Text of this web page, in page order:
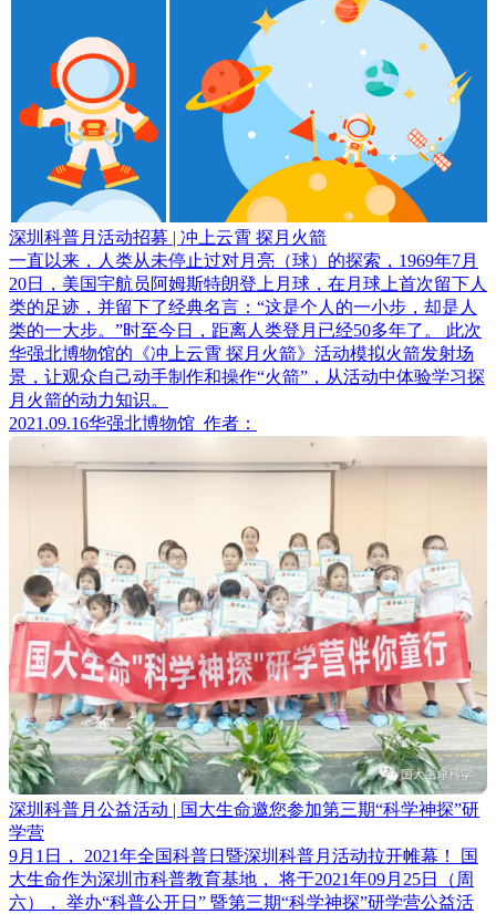
深圳科普月活动招募 | 冲上云霄 探月火箭
一直以来，人类从未停止过对月亮（球）的探索，1969年7月
20日，美国宇航员阿姆斯特朗登上月球，在月球上首次留下人
类的足迹，并留下了经典名言：“这是个人的一小步，却是人
类的一大步。”时至今日，距离人类登月已经50多年了。 此次
华强北博物馆的《冲上云霄 探月火箭》活动模拟火箭发射场
景，让观众自己动手制作和操作“火箭”，从活动中体验学习探
月火箭的动力知识。
2021.09.16华强北博物馆 作者：
深圳科普月公益活动 | 国大生命邀您参加第三期“科学神探”研
学营
9月1日， 2021年全国科普日暨深圳科普月活动拉开帷幕！ 国
大生命作为深圳市科普教育基地， 将于2021年09月25日（周
六）， 举办“科普公开日” 暨第三期“科学神探”研学营公益活